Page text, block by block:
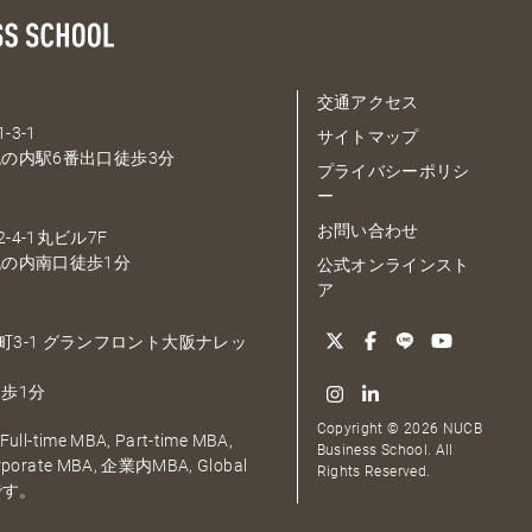
3-1
内駅6番出口徒歩3分
4-1丸ビル7F
内南口徒歩1分
3-1 グランフロント大阪ナレッ
1分
time MBA, Part-time MBA,
MBA, 企業内MBA, Global
。
交通アクセス
サイトマップ
プライバシーポリシ
ー
お問い合わせ
公式オンラインスト
ア
Copyright © 2026 NUCB
Business School. All
Rights Reserved.